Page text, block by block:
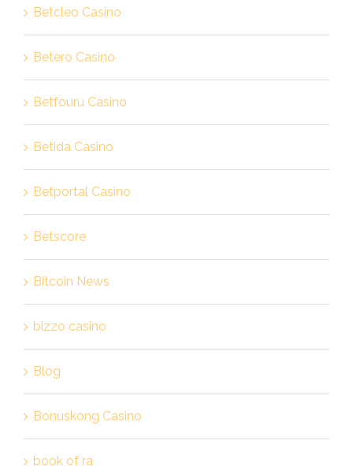
Betcleo Casino
Betero Casino
Betfouru Casino
Betida Casino
Betportal Casino
Betscore
Bitcoin News
bizzo casino
Blog
Bonuskong Casino
book of ra